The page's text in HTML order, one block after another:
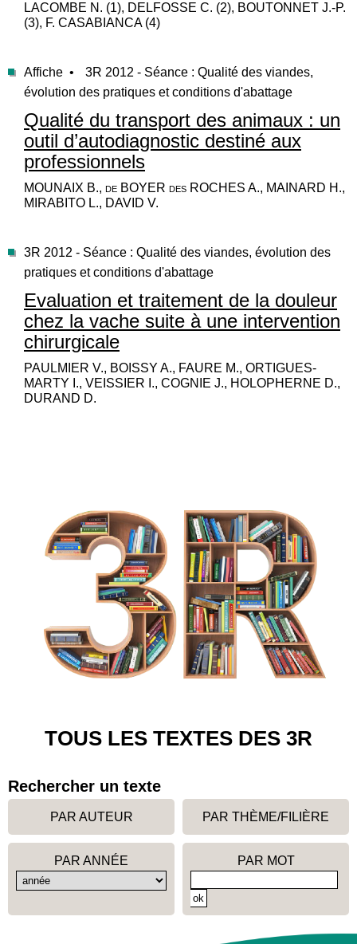
LACOMBE N. (1), DELFOSSE C. (2), BOUTONNET J.-P.
(3), F. CASABIANCA (4)
Affiche •
3R 2012 - Séance : Qualité des viandes,
évolution des pratiques et conditions d'abattage
Qualité du transport des animaux : un
outil d’autodiagnostic destiné aux
professionnels
MOUNAIX B., de BOYER des ROCHES A., MAINARD H.,
MIRABITO L., DAVID V.
3R 2012 - Séance : Qualité des viandes, évolution des
pratiques et conditions d'abattage
Evaluation et traitement de la douleur
chez la vache suite à une intervention
chirurgicale
PAULMIER V., BOISSY A., FAURE M., ORTIGUES-
MARTY I., VEISSIER I., COGNIE J., HOLOPHERNE D.,
DURAND D.
TOUS LES TEXTES DES 3R
Rechercher un texte
PAR AUTEUR PAR THÈME/FILIÈRE
PAR ANNÉE PAR MOT